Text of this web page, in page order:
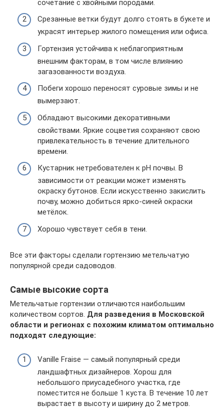
сочетание с хвойными породами.
Срезанные ветки будут долго стоять в букете и
украсят интерьер жилого помещения или офиса.
Гортензия устойчива к неблагоприятным
внешним факторам, в том числе влиянию
загазованности воздуха.
Побеги хорошо переносят суровые зимы и не
вымерзают.
Обладают высокими декоративными
свойствами. Яркие соцветия сохраняют свою
привлекательность в течение длительного
времени.
Кустарник нетребователен к рН почвы. В
зависимости от реакции может изменять
окраску бутонов. Если искусственно закислить
почву, можно добиться ярко-синей окраски
метёлок.
Хорошо чувствует себя в тени.
Все эти факторы сделали гортензию метельчатую
популярной среди садоводов.
Самые высокие сорта
Метельчатые гортензии отличаются наибольшим
количеством сортов. Для разведения в Московской
области и регионах с похожим климатом оптимально
подходят следующие:
Vanille Fraise — самый популярный среди
ландшафтных дизайнеров. Хорош для
небольшого приусадебного участка, где
поместится не больше 1 куста. В течение 10 лет
вырастает в высоту и ширину до 2 метров.